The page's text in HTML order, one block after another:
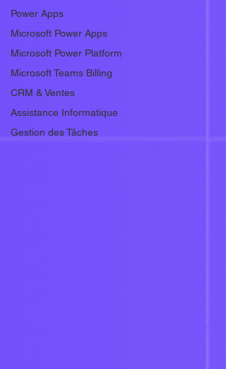
Power Apps
Microsoft Power Apps
Microsoft Power Platform
Microsoft Teams Billing
CRM & Ventes
Assistance Informatique
Gestion des Tâches